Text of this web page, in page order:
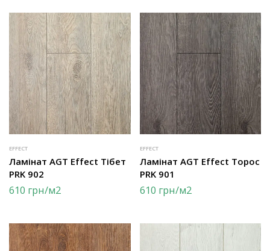
EFFECT
Ламінат AGT Effect Тібет
PRK 902
610 грн/м2
EFFECT
Ламінат AGT Effect Торос
PRK 901
610 грн/м2